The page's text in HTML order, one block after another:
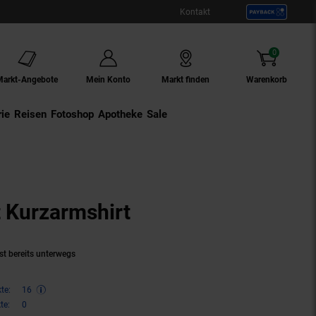
Kontakt
Angebote Mein Konto Markt finden Warenkorb
0
Artikel
Externer Link:
Reisen Externer Link:
Fotoshop Externer Link:
Apotheke Sale
Kurzarmshirt
bereits unterwegs
16
0